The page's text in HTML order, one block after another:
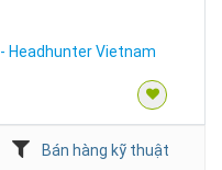
Headhunter Vietnam
Bán hàng kỹ thuật